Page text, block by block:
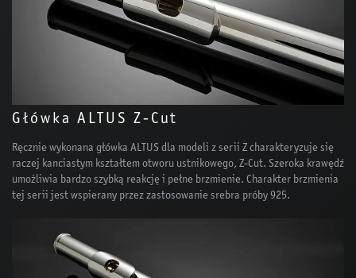
Główka ALTUS Z-Cut
Ręcznie wykonana główka ALTUS dla modeli z serii Z charakteryzuje się
raczej kanciastym kształtem otworu ustnikowego, Z-Cut. Szeroka krawędź
umożliwia bardzo szybką reakcję i pełne brzmienie. Charakter brzmienia
tej serii jest wspierany przez zastosowanie srebra próby 925.